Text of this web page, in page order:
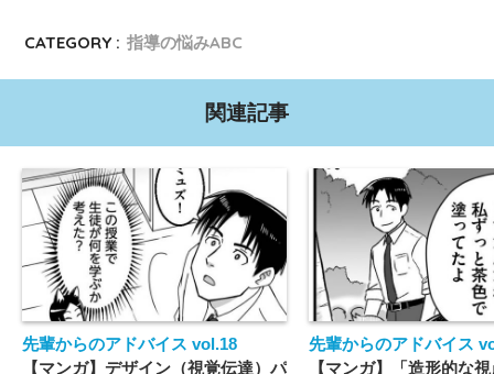
CATEGORY : 指導の悩みABC
関連記事
先輩からのアドバイス vol.18
【マンガ】デザイン（視覚伝達）パ
先輩からのアドバイス
【マンガ】「造形的な